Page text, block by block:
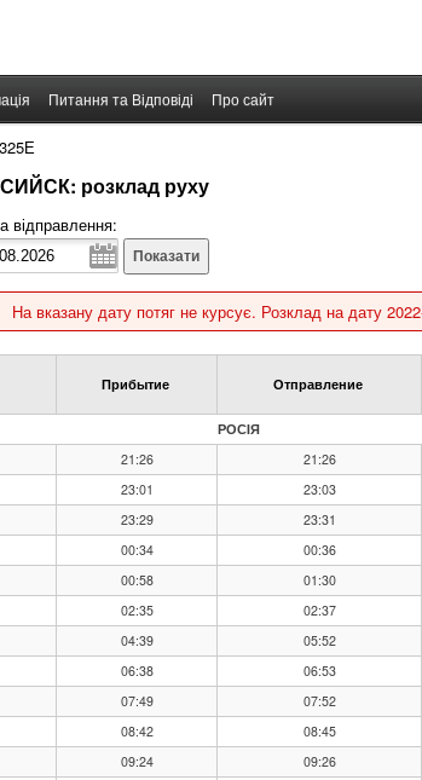
Питання та Відповіді Про сайт
розклад руху
відправлення:
Показати
На вказану дату потяг не курсує. Розклад на дату
Прибытие Отправление
РОСIЯ
21:26 21:26
23:01 23:03
23:29 23:31
00:34 00:36
00:58 01:30
02:35 02:37
04:39 05:52
06:38 06:53
07:49 07:52
08:42 08:45
09:24 09:26